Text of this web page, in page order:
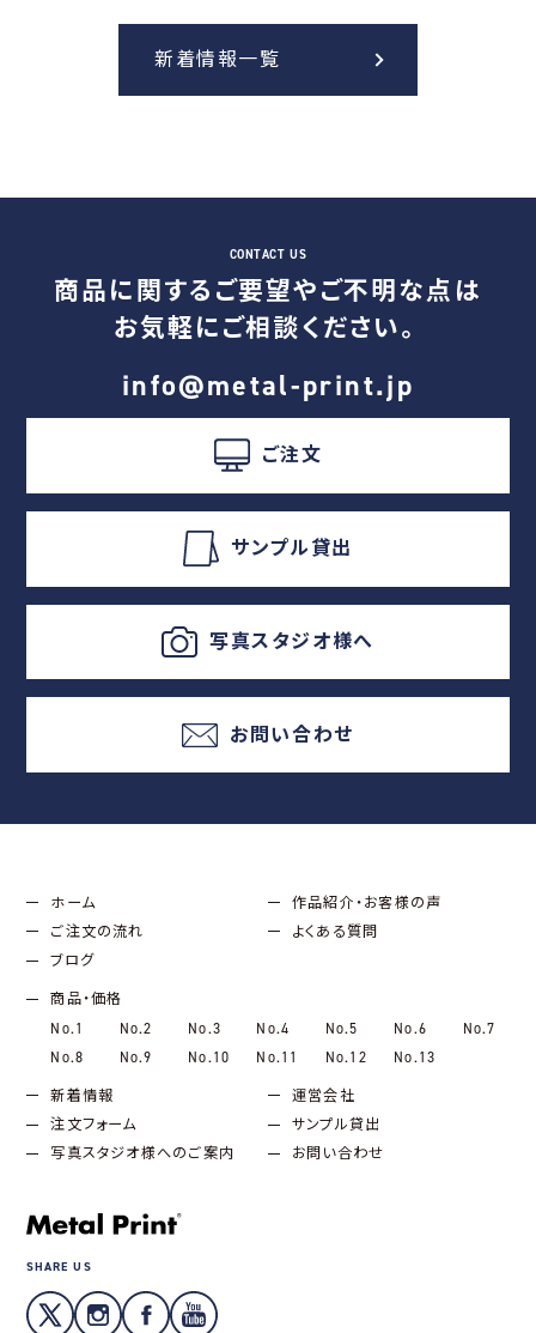
新着情報一覧
商品に関するご要望やご不明な点は
お気軽にご相談ください。
info@metal-print.jp
ご注文
サンプル貸出
写真スタジオ様へ
お問い合わせ
ホーム
作品紹介・お客様の声
ご注文の流れ
よくある質問
ブログ
商品・価格
No.1
No.2 No.3 No.4 No.5 No.6
No.7
No.8
No.9 No.10 No.11 No.12 No.13
新着情報
運営会社
注文フォーム
サンプル貸出
写真スタジオ様へのご案内
お問い合わせ
SHARE US